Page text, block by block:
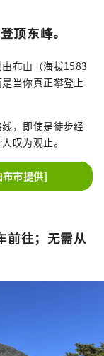
顶东峰。
布山（海拔1583
当你真正攀登上
，即使是徒步经
叹为观止。
市提供]
前往；无需从